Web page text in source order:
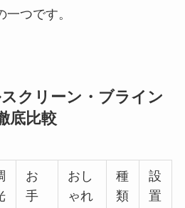
つです。
クリーン・ブライン
底比較
お
手
おし
ゃれ
種
類
設
置